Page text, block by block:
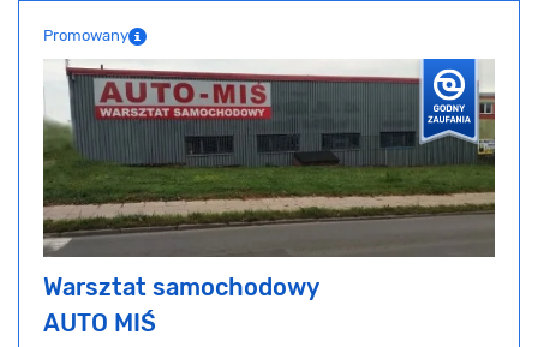
Promowany
Warsztat samochodowy
AUTO MIŚ